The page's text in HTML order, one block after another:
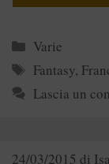
Categorie
Varie
Tag
Fantasy,
Lascia un
24/03/2015 di